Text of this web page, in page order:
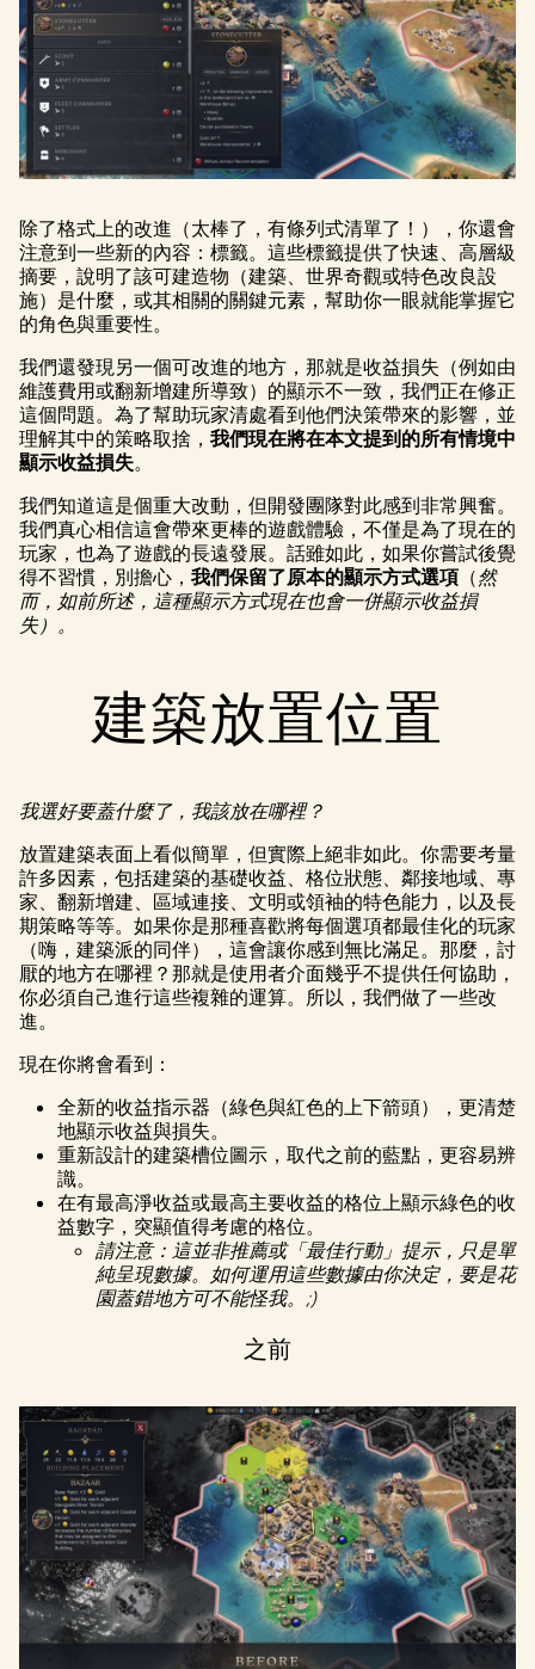
除了格式上的改進（太棒了，有條列式清單了！），你還會
注意到一些新的內容：標籤。這些標籤提供了快速、高層級
摘要，說明了該可建造物（建築、世界奇觀或特色改良設
施）是什麼，或其相關的關鍵元素，幫助你一眼就能掌握它
的角色與重要性。
我們還發現另一個可改進的地方，那就是收益損失（例如由
維護費用或翻新增建所導致）的顯示不一致，我們正在修正
這個問題。為了幫助玩家清處看到他們決策帶來的影響，並
理解其中的策略取捨， 我們現在將在本文提到的所有情境中
顯示收益損失。
我們知道這是個重大改動，但開發團隊對此感到非常興奮。
我們真心相信這會帶來更棒的遊戲體驗，不僅是為了現在的
玩家，也為了遊戲的長遠發展。話雖如此，如果你嘗試後覺
得不習慣，別擔心， 我們保留了原本的顯示方式選項 （然
而，如前所述，這種顯示方式現在也會一併顯示收益損
失）。
建築放置位置
我選好要蓋什麼了，我該放在哪裡？
放置建築表面上看似簡單，但實際上絕非如此。你需要考量
許多因素，包括建築的基礎收益、格位狀態、鄰接地域、專
家、翻新增建、區域連接、文明或領袖的特色能力，以及長
期策略等等。如果你是那種喜歡將每個選項都最佳化的玩家
（嗨，建築派的同伴），這會讓你感到無比滿足。那麼，討
厭的地方在哪裡？那就是使用者介面幾乎不提供任何協助，
你必須自己進行這些複雜的運算。所以，我們做了一些改
進。
現在你將會看到：
全新的收益指示器（綠色與紅色的上下箭頭），更清楚
地顯示收益與損失。
重新設計的建築槽位圖示，取代之前的藍點，更容易辨
識。
在有最高淨收益或最高主要收益的格位上顯示綠色的收
益數字，突顯值得考慮的格位。
請注意：這並非推薦或「最佳行動」提示，只是單
純呈現數據。如何運用這些數據由你決定，要是花
園蓋錯地方可不能怪我。;)
之前